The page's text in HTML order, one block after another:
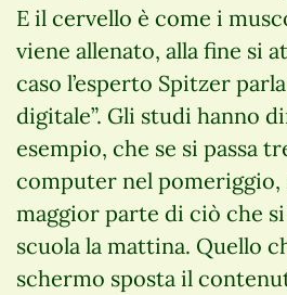
E il cervello è come i
viene allenato, alla fine si
caso l’esperto Spitzer
digitale”. Gli studi hanno
esempio, che se si passa
computer nel pomeriggio,
maggior parte di ciò che
scuola la mattina. Quello
schermo sposta il